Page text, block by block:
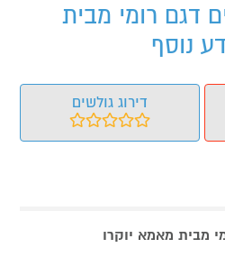
דגם רומי מבית
נוסף
דירוג גולשים
מבית מאמא יוקרו